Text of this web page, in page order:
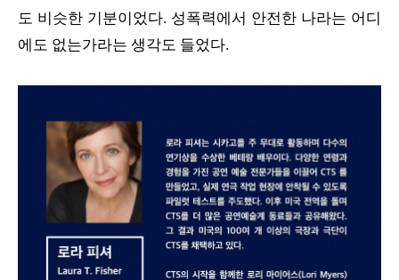
도 비슷한 기분이었다. 성폭력에서 안전한 나라는 어디
에도 없는가라는 생각도 들었다.